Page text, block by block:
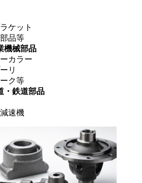
ケット
品等
機械部品
カラー
リ
ク等
・鉄道部品
速機